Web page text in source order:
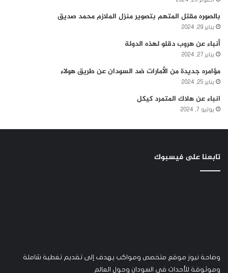
بالصوره مقتل المتهم بتصوير منزل الملازم محمد صديق
يناير 29, 2024
أنباء عن هروب دقلو لهذه الدولة
يناير 27, 2024
مؤامره جديدة من الأمارات ضد السودان عن طريق هولاء
يناير 25, 2024
انباء عن هلاك المتمرد كيكل
يوليو 7, 2024
تابعنا على فيسبوك
وضاحة نيوز موقع متخصص ومواكب يهدف إلى تقديم تغطية شاملة
وموثوقة للأحداث في السودان وحول العالم